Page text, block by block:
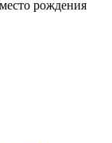
рождения